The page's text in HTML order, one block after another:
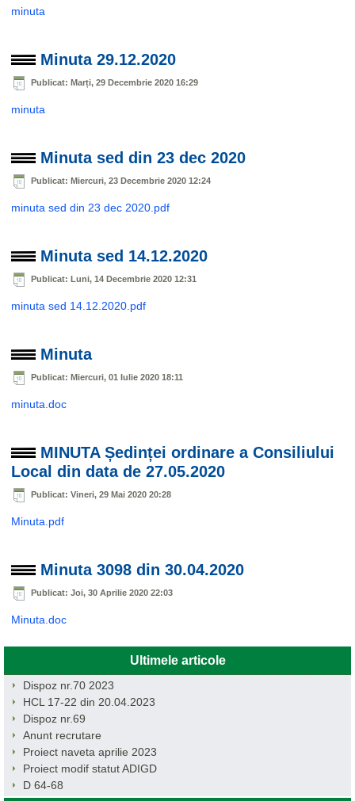
minuta
Minuta 29.12.2020
Publicat: Marți, 29 Decembrie 2020 16:29
minuta
Minuta sed din 23 dec 2020
Publicat: Miercuri, 23 Decembrie 2020 12:24
minuta sed din 23 dec 2020.pdf
Minuta sed 14.12.2020
Publicat: Luni, 14 Decembrie 2020 12:31
minuta sed 14.12.2020.pdf
Minuta
Publicat: Miercuri, 01 Iulie 2020 18:11
minuta.doc
MINUTA Ședinței ordinare a Consiliului
Local din data de 27.05.2020
Publicat: Vineri, 29 Mai 2020 20:28
Minuta.pdf
Minuta 3098 din 30.04.2020
Publicat: Joi, 30 Aprilie 2020 22:03
Minuta.doc
Ultimele articole
Dispoz nr.70 2023
HCL 17-22 din 20.04.2023
Dispoz nr.69
Anunt recrutare
Proiect naveta aprilie 2023
Proiect modif statut ADIGD
D 64-68